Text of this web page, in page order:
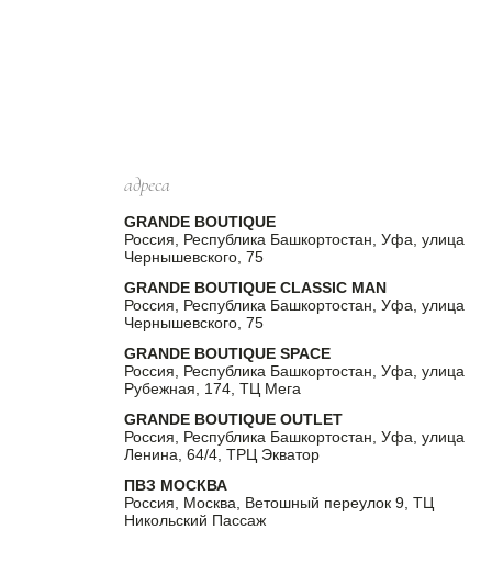
адреса
GRANDE BOUTIQUE
Россия, Республика Башкортостан, Уфа, улица
Чернышевского, 75
GRANDE BOUTIQUE CLASSIC MAN
Россия, Республика Башкортостан, Уфа, улица
Чернышевского, 75
GRANDE BOUTIQUE SPACE
Россия, Республика Башкортостан, Уфа, улица
Рубежная, 174, ТЦ Мега
GRANDE BOUTIQUE OUTLET
Россия, Республика Башкортостан, Уфа, улица
Ленина, 64/4, ТРЦ Экватор
ПВЗ МОСКВА
Россия, Москва, Ветошный переулок 9, ТЦ
Никольский Пассаж